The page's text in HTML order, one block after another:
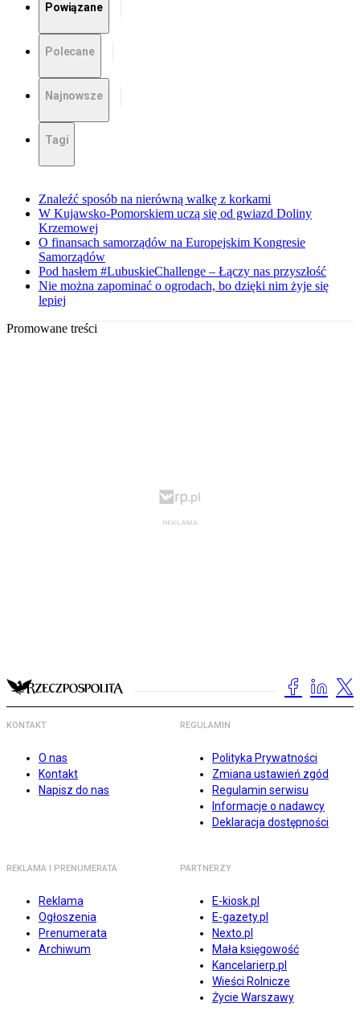
Powiązane
Polecane
Najnowsze
Tagi
Znaleźć sposób na nierówną walkę z korkami
W Kujawsko-Pomorskiem uczą się od gwiazd Doliny
Krzemowej
O finansach samorządów na Europejskim Kongresie
Samorządów
Pod hasłem #LubuskieChallenge – Łączy nas przyszłość
Nie można zapominać o ogrodach, bo dzięki nim żyje się
lepiej
Promowane treści
KONTAKT
O nas
Kontakt
Napisz do nas
REGULAMIN
Polityka Prywatności
Zmiana ustawień zgód
Regulamin serwisu
Informacje o nadawcy
Deklaracja dostępności
REKLAMA I PRENUMERATA
Reklama
Ogłoszenia
Prenumerata
Archiwum
PARTNERZY
E-kiosk.pl
E-gazety.pl
Nexto.pl
Mała księgowość
Kancelarierp.pl
Wieści Rolnicze
Życie Warszawy